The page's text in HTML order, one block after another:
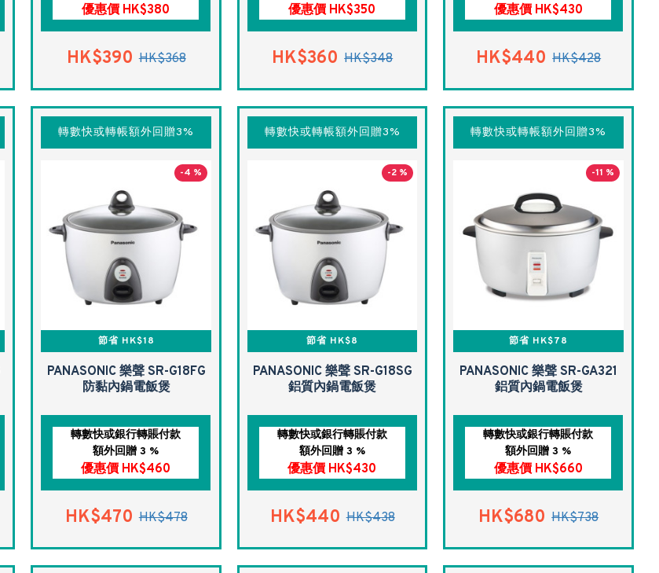
優惠價 HK$380
HK$390 HK$368
優惠價 HK$350
HK$360 HK$348
優惠價 HK$430
HK$440 HK$428
轉數快或轉帳額外回贈3%
-4 %
節省 HK$18
PANASONIC 樂聲 SR-G18FG
防黏內鍋電飯煲
轉數快或銀行轉賬付款
額外回贈 3 %
優惠價 HK$460
HK$470 HK$478
轉數快或轉帳額外回贈3%
-2 %
節省 HK$8
PANASONIC 樂聲 SR-G18SG
鋁質內鍋電飯煲
轉數快或銀行轉賬付款
額外回贈 3 %
優惠價 HK$430
HK$440 HK$438
轉數快或轉帳額外回贈3%
-11 %
節省 HK$78
PANASONIC 樂聲 SR-GA321
鋁質內鍋電飯煲
轉數快或銀行轉賬付款
額外回贈 3 %
優惠價 HK$660
HK$680 HK$738